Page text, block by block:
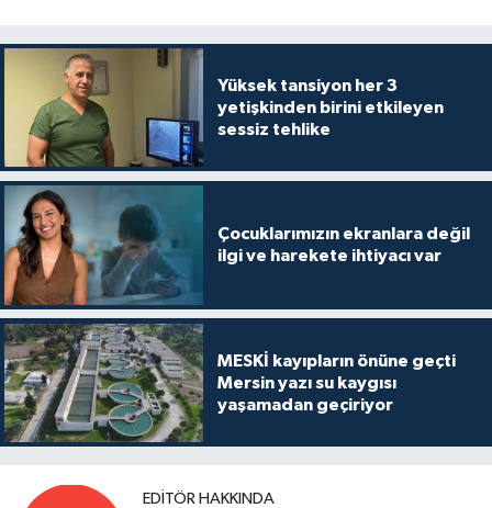
Yüksek tansiyon her 3
yetişkinden birini etkileyen
sessiz tehlike
Çocuklarımızın ekranlara değil
ilgi ve harekete ihtiyacı var
MESKİ kayıpların önüne geçti
Mersin yazı su kaygısı
yaşamadan geçiriyor
EDITÖR HAKKINDA